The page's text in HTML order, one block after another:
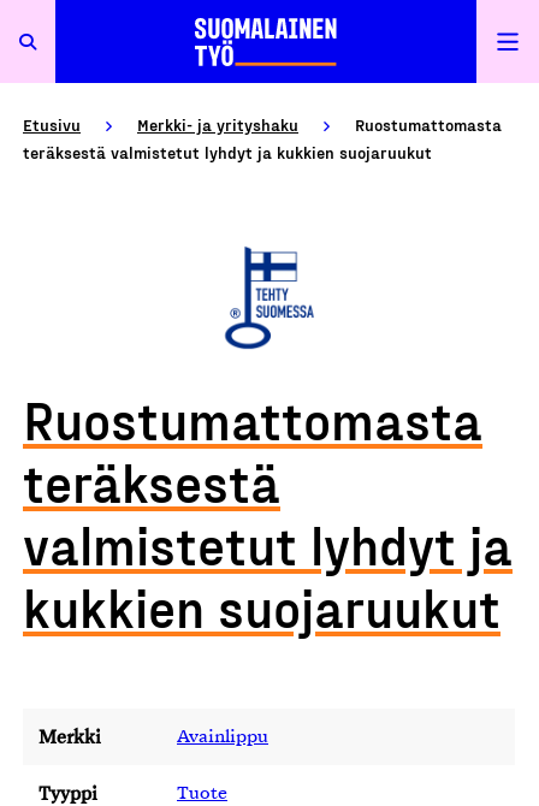
Etusivu Merkki- ja yrityshaku
Ruostumattomasta
teräksestä valmistetut lyhdyt ja kukkien suojaruukut
Ruostumattomasta
teräksestä
valmistetut lyhdyt ja
kukkien suojaruukut
Merkki Avainlippu
Tyyppi Tuote